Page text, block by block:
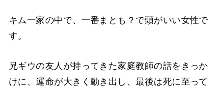
キム一家の中で、一番まとも？で頭がいい女性で
す。
兄ギウの友人が持ってきた家庭教師の話をきっか
けに、運命が大きく動き出し、最後は死に至って